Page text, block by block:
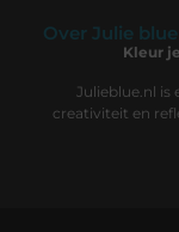
Over Julie blue
Kleur
Julieblue.nl is
creativiteit en